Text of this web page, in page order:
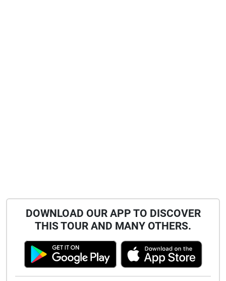
DOWNLOAD OUR APP TO DISCOVER
THIS TOUR AND MANY OTHERS.